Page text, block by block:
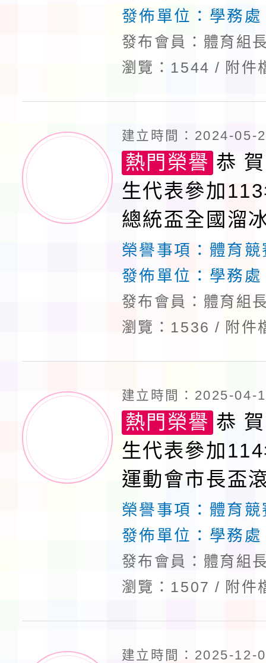
發佈單位： 學務處
發布會員：體育組
瀏覽：1544
附件
建立時間：2024-05-
熱門榮譽 恭
生代表參加
總統盃全國溜
獲佳績
榮譽事項： 體育競
發佈單位： 學務處
發布會員：體育組
瀏覽：1536
附件
建立時間：2025-04-
熱門榮譽 恭
生代表參加
運動會市長盃
榮獲佳績
榮譽事項： 體育競
發佈單位： 學務處
發布會員：體育組
瀏覽：1507
附件
建立時間：2025-12-